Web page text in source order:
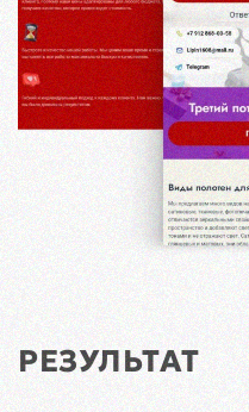
РЕЗУЛЬТАТ